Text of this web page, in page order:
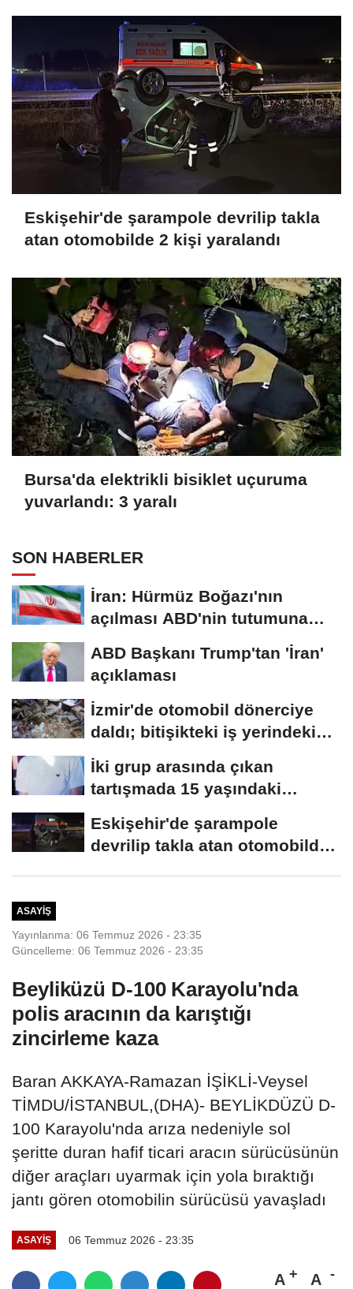
Eskişehir'de şarampole devrilip takla
atan otomobilde 2 kişi yaralandı
Bursa'da elektrikli bisiklet uçuruma
yuvarlandı: 3 yaralı
SON HABERLER
İran: Hürmüz Boğazı'nın
açılması ABD'nin tutumuna
ABD Başkanı Trump'tan 'İran'
açıklaması
İzmir'de otomobil dönerciye
daldı; bitişikteki iş yerindeki
binlerce...
İki grup arasında çıkan
tartışmada 15 yaşındaki
Eskişehir'de şarampole
devrilip takla atan otomobilde
ASAYIŞ
Yayınlanma: 06 Temmuz 2026 - 23:35
Güncelleme: 06 Temmuz 2026 - 23:35
Beyliküzü D-100 Karayolu'nda
polis aracının da karıştığı
zincirleme kaza
Baran AKKAYA-Ramazan İŞİKLİ-Veysel
TİMDU/İSTANBUL,(DHA)- BEYLİKDÜZÜ D-
100 Karayolu'nda arıza nedeniyle sol
şeritte duran hafif ticari aracın sürücüsünün
diğer araçları uyarmak için yola bıraktığı
jantı gören otomobilin sürücüsü yavaşladı
ASAYIŞ 06 Temmuz 2026 - 23:35
A A